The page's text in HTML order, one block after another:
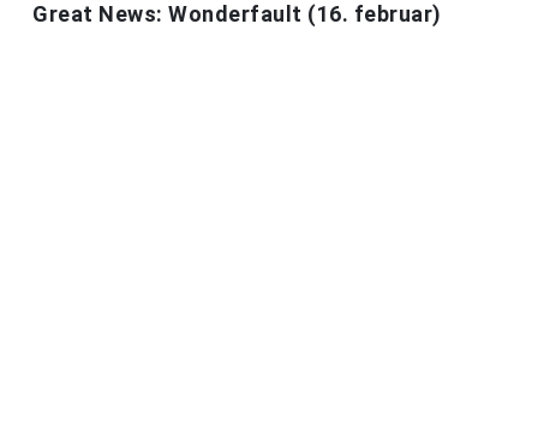
Great News: Wonderfault (16. februar)